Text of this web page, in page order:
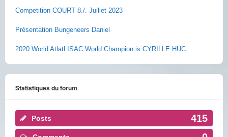
Competition COURT 8./. Juillet 2023
Présentation Bungeneers Daniel
2020 World Atlatl ISAC World Champion is CYRILLE HUC
Statistiques du forum
Posts 415